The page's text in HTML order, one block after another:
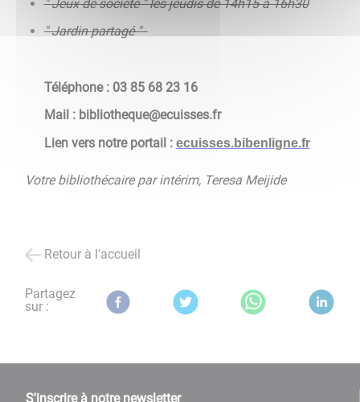
" Jeux de société " les jeudis de 14h15 à 16h30
" Jardin partagé "
Téléphone : 03 85 68 23 16
Mail : bibliotheque@ecuisses.fr
Lien vers notre portail : ecuisses.bibenligne.fr
Votre bibliothécaire par intérim, Teresa Meijide
Retour à l'accueil
Partagez
sur :
S'inscrire à notre newsletter